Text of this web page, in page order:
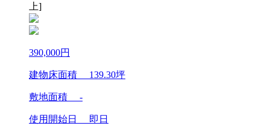
上]
390,000円
建物床面積 139.30坪
敷地面積 -
使用開始日 即日